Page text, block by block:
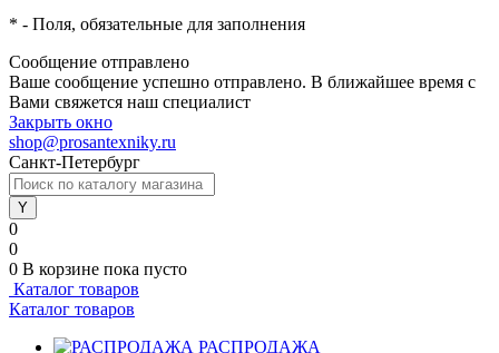
* - Поля, обязательные для заполнения
Сообщение отправлено
Ваше сообщение успешно отправлено. В ближайшее время с
Вами свяжется наш специалист
Закрыть окно
shop@prosantexniky.ru
Санкт-Петербург
0
0
0 В корзине пока пусто
Каталог товаров
Каталог товаров
РАСПРОДАЖА